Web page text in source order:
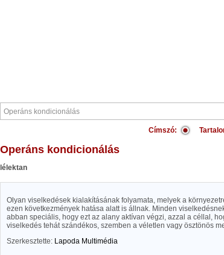
Címszó:
Operáns kondicionálás
lélektan
Olyan viselkedések kialakításának folyamata, melyek a
ezen következmények hatása alatt is állnak. Minden
abban speciális, hogy ezt az alany aktívan végzi, azzal a céllal,
viselkedés tehát szándékos, szemben a véletlen vagy ösztönös
Szerkesztette: Lapoda Multimédia